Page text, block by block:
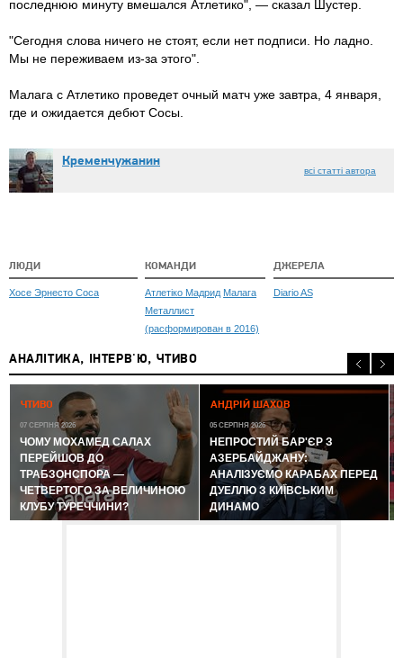
последнюю минуту вмешался Атлетико", — сказал Шустер.
"Сегодня слова ничего не стоят, если нет подписи. Но ладно.
Мы не переживаем из-за этого".
Малага с Атлетико проведет очный матч уже завтра, 4 января,
где и ожидается дебют Сосы.
Кременчужанин
всі статті автора
ЛЮДИ
Хосе Эрнесто Соса
КОМАНДИ
Атлетіко Мадрид Малага
Металлист
(расформирован в 2016)
ДЖЕРЕЛА
Diario AS
АНАЛІТИКА, ІНТЕРВ'Ю, ЧТИВО
ЧТИВО
07 СЕРПНЯ 2026
ЧОМУ МОХАМЕД САЛАХ
ПЕРЕЙШОВ ДО
ТРАБЗОНСПОРА —
ЧЕТВЕРТОГО ЗА ВЕЛИЧИНОЮ
КЛУБУ ТУРЕЧЧИНИ?
АНДРІЙ ШАХОВ
05 СЕРПНЯ 2026
НЕПРОСТИЙ БАР'ЄР З
АЗЕРБАЙДЖАНУ:
АНАЛІЗУЄМО КАРАБАХ ПЕРЕД
ДУЕЛЛЮ З КИЇВСЬКИМ
ДИНАМО